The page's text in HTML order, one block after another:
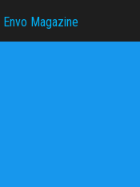
Envo Magazine